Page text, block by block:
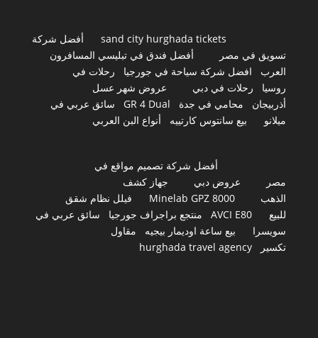
sand city hurghada tickets
أفضل شركة
تسويق في مصر
أفضل فندق في تبليسي المسافرون
العرب
افضل شركة سياحة في جورجيا
رحلات في
روسيا
رحلات في دبي
عروض شهر عسل
أذربيجان
محامي في جدة GR 4 Dual
سائق عربي في
ميلانو
بيع سانتوس كارتييه أنواع البن العربي
أفضل شركة تصميم مواقع في
مصر
عروض دبي
جهاز كشف
الذهب
Minelab GPZ 8000
فيلل نظام شقق
للبيع
AVCI E80 منتجع براجراف جورجيا
سائق عربي في
سويسرا
بيع ساعة اوديمار بيجيه
مقاول
تكسير
hurghada travel agency